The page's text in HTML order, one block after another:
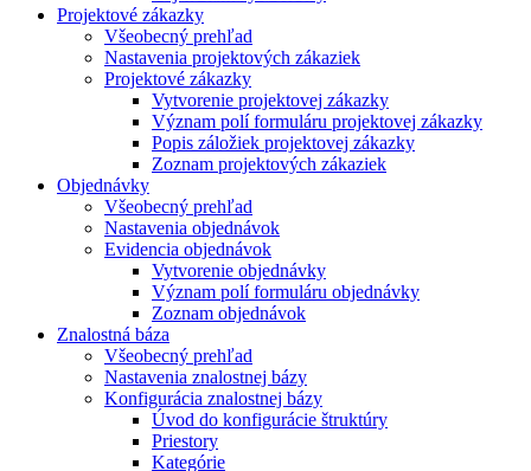
Projektové zákazky
Všeobecný prehľad
Nastavenia projektových zákaziek
Projektové zákazky
Vytvorenie projektovej zákazky
Význam polí formuláru projektovej zákazky
Popis záložiek projektovej zákazky
Zoznam projektových zákaziek
Objednávky
Všeobecný prehľad
Nastavenia objednávok
Evidencia objednávok
Vytvorenie objednávky
Význam polí formuláru objednávky
Zoznam objednávok
Znalostná báza
Všeobecný prehľad
Nastavenia znalostnej bázy
Konfigurácia znalostnej bázy
Úvod do konfigurácie štruktúry
Priestory
Kategórie